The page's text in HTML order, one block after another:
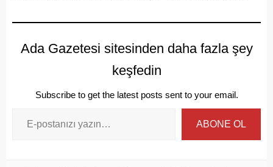
Ada Gazetesi sitesinden daha fazla şey
keşfedin
Subscribe to get the latest posts sent to your email.
ABONE OL